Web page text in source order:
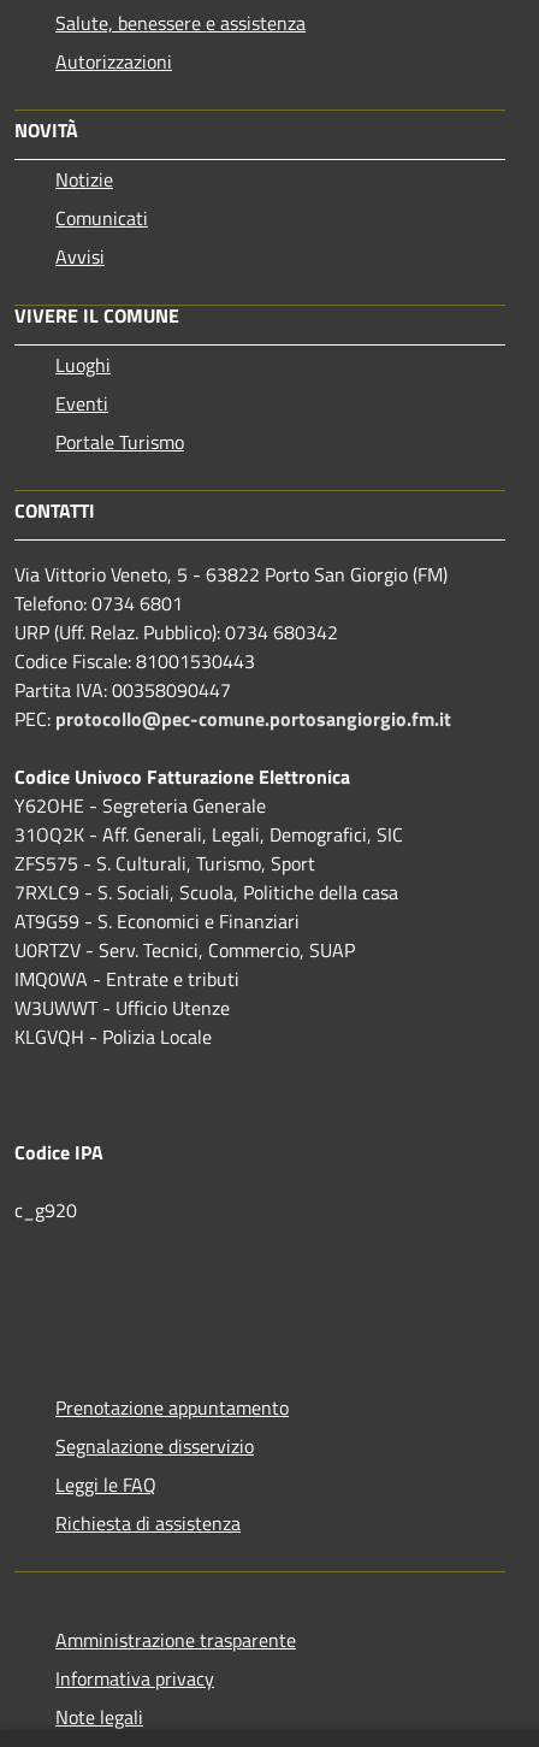
Salute, benessere e assistenza
Autorizzazioni
NOVITÀ
Notizie
Comunicati
Avvisi
VIVERE IL COMUNE
Luoghi
Eventi
Portale Turismo
CONTATTI
Via Vittorio Veneto, 5 - 63822 Porto San Giorgio (FM)
Telefono: 0734 6801
URP (Uff. Relaz. Pubblico): 0734 680342
Codice Fiscale: 81001530443
Partita IVA: 00358090447
PEC: protocollo@pec-comune.portosangiorgio.fm.it
Codice Univoco Fatturazione Elettronica
Y62OHE - Segreteria Generale
31OQ2K - Aff. Generali, Legali, Demografici, SIC
ZFS575 - S. Culturali, Turismo, Sport
7RXLC9 - S. Sociali, Scuola, Politiche della casa
AT9G59 - S. Economici e Finanziari
U0RTZV - Serv. Tecnici, Commercio, SUAP
IMQ0WA - Entrate e tributi
W3UWWT - Ufficio Utenze
KLGVQH - Polizia Locale
Codice IPA
c_g920
Prenotazione appuntamento
Segnalazione disservizio
Leggi le FAQ
Richiesta di assistenza
Amministrazione trasparente
Informativa privacy
Note legali